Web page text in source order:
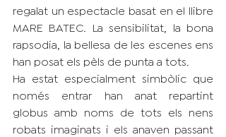
regalat un espectacle basat en el llibre
MARE BATEC. La sensibilitat, la bona
rapsodia, la bellesa de les escenes ens
han posat els pèls de punta a tots.
Ha estat especialment simbòlic que
només entrar han anat repartint
globus amb noms de tots els nens
robats imaginats i els anaven passant